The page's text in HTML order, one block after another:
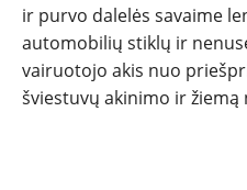
ir purvo dalelės savaime
automobilių stiklų ir
vairuotojo akis nuo
šviestuvų akinimo ir žiemą